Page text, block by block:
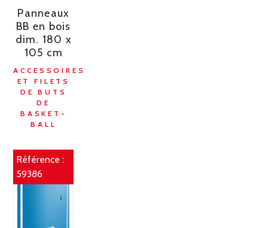
Panneaux
BB en bois
dim. 180 x
105 cm
ACCESSOIRES
ET FILETS
DE BUTS
DE
BASKET-
BALL
Référence :
59386